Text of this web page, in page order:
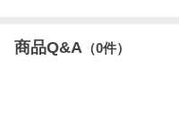
商品Q&A （0件）